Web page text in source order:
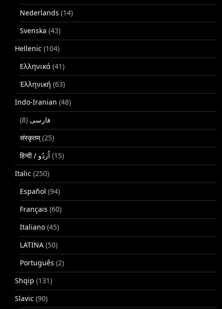
Nederlands (14)
Svenska (43)
Hellenic (104)
Ελληνικά (41)
Ἑλληνική (63)
Indo-Iranian (48)
فارسی (8)
संस्कृतम्(25)
(15)
Italic (250)
Español (94)
Français (60)
Italiano (45)
LATINA (50)
Português (2)
Shqip (131)
Slavic (90)